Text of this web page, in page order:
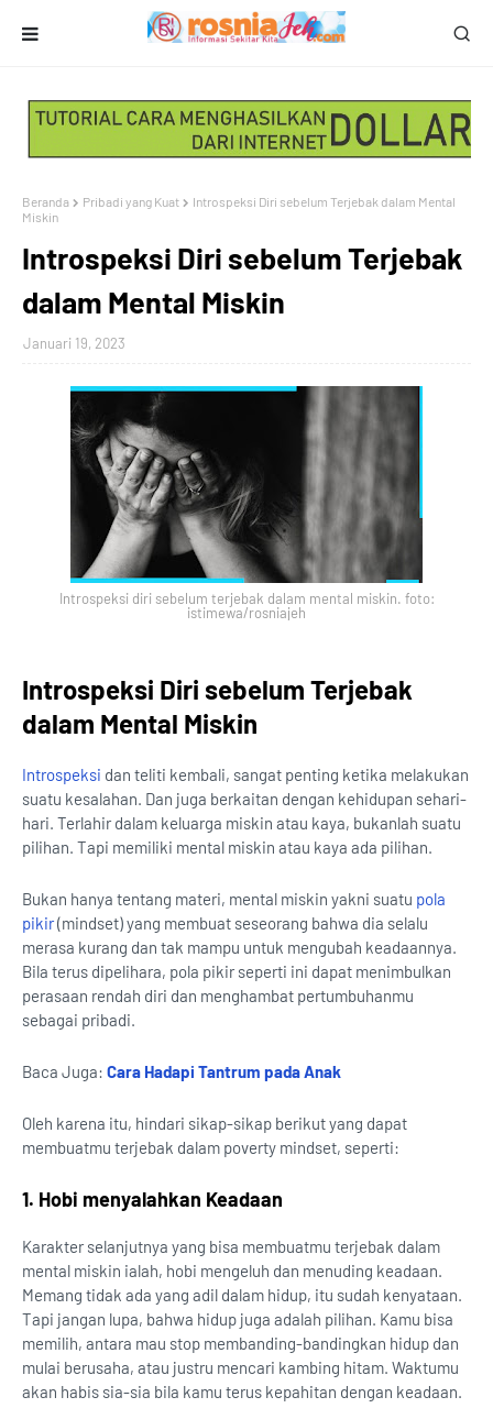
Beranda Pribadi yang Kuat
Introspeksi Diri sebelum Terjebak dalam Mental
Miskin
Introspeksi Diri sebelum Terjebak
dalam Mental Miskin
Januari 19, 2023
Introspeksi diri sebelum terjebak dalam mental miskin. foto:
istimewa/rosniajeh
Introspeksi Diri sebelum Terjebak
dalam Mental Miskin
Introspeksi dan teliti kembali, sangat penting ketika melakukan
suatu kesalahan. Dan juga berkaitan dengan kehidupan sehari-
hari. Terlahir dalam keluarga miskin atau kaya, bukanlah suatu
pilihan. Tapi memiliki mental miskin atau kaya ada pilihan.
Bukan hanya tentang materi, mental miskin yakni suatu pola
pikir(mindset) yang membuat seseorang bahwa dia selalu
merasa kurang dan tak mampu untuk mengubah keadaannya.
Bila terus dipelihara, pola pikir seperti ini dapat menimbulkan
perasaan rendah diri dan menghambat pertumbuhanmu
sebagai pribadi.
Baca Juga: Cara Hadapi Tantrum pada Anak
Oleh karena itu, hindari sikap-sikap berikut yang dapat
membuatmu terjebak dalam poverty mindset, seperti:
1. Hobi menyalahkan Keadaan
Karakter selanjutnya yang bisa membuatmu terjebak dalam
mental miskin ialah, hobi mengeluh dan menuding keadaan.
Memang tidak ada yang adil dalam hidup, itu sudah kenyataan.
Tapi jangan lupa, bahwa hidup juga adalah pilihan. Kamu bisa
memilih, antara mau stop membanding-bandingkan hidup dan
mulai berusaha, atau justru mencari kambing hitam. Waktumu
akan habis sia-sia bila kamu terus kepahitan dengan keadaan.